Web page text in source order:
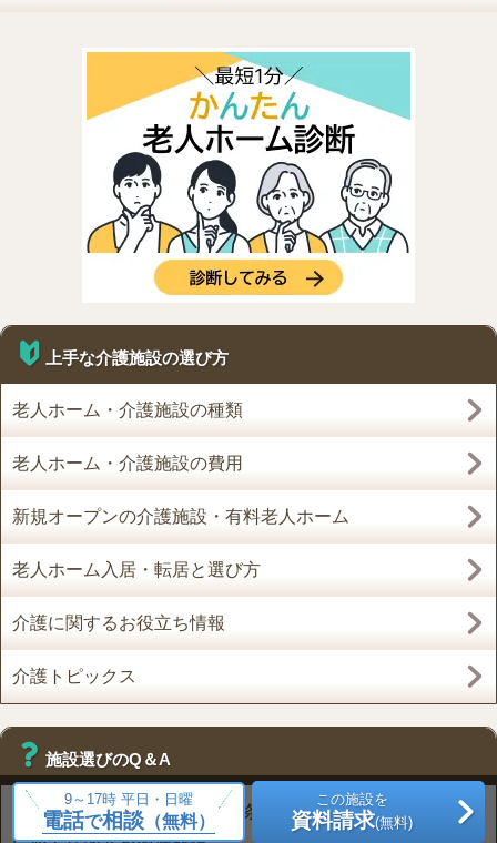
上手な介護施設の選び方
老人ホーム・介護施設の種類
老人ホーム・介護施設の費用
新規オープンの介護施設・有料老人ホーム
老人ホーム入居・転居と選び方
介護に関するお役立ち情報
介護トピックス
施設選びのQ＆A
老人ホームに入るには？入居条件は？いくら必要？入居
9～17時 平日・日曜
電話で相談（無料）
この施設を
資料請求(無料)